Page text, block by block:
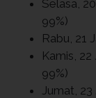
Selasa,
99%)
Rabu, 21
Kamis, 22
99%)
Jumat,